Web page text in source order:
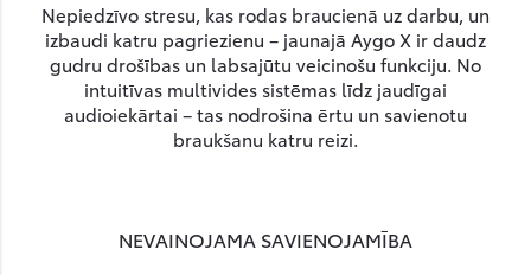
Nepiedzīvo stresu, kas rodas braucienā uz darbu, un
izbaudi katru pagriezienu – jaunajā Aygo X ir daudz
gudru drošības un labsajūtu veicinošu funkciju. No
intuitīvas multivides sistēmas līdz jaudīgai
audioiekārtai – tas nodrošina ērtu un savienotu
braukšanu katru reizi.
NEVAINOJAMA SAVIENOJAMĪBA